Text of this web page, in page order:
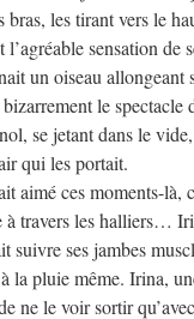
les tirant vers le
sensation de
un oiseau allongeant
le spectacle
se jetant dans le
qui les portait.
aimé ces moments-là,
à travers les halliers…
suivre ses jambes
la pluie même. Irina,
ne le voir sortir